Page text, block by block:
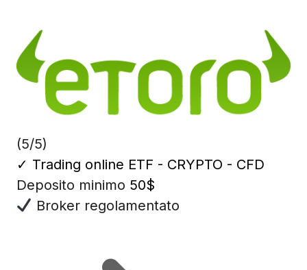
(5/5)
✓ Trading online ETF - CRYPTO - CFD
Deposito minimo 50$
Broker regolamentato